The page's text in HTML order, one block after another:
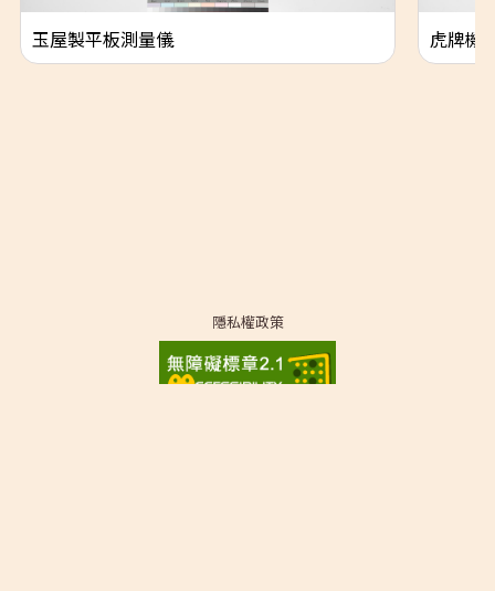
玉屋製平板測量儀 虎牌機
隱私權政策